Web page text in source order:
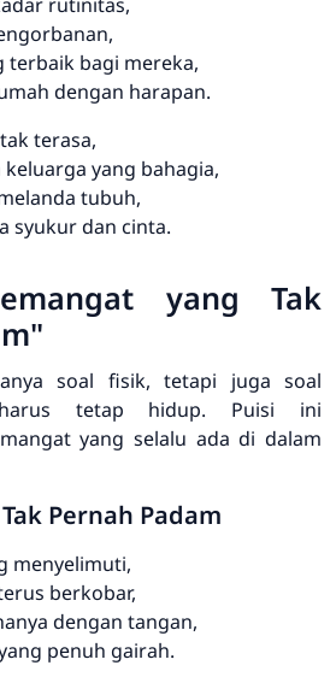
terbaik bagi mereka,
dengan harapan.
terasa,
yang bahagia,
tubuh,
syukur dan cinta.
yang Tak
soal fisik, tetapi juga soal
tetap hidup. Puisi ini
yang selalu ada di dalam
Pernah Padam
menyelimuti,
berkobar,
dengan tangan,
penuh gairah.